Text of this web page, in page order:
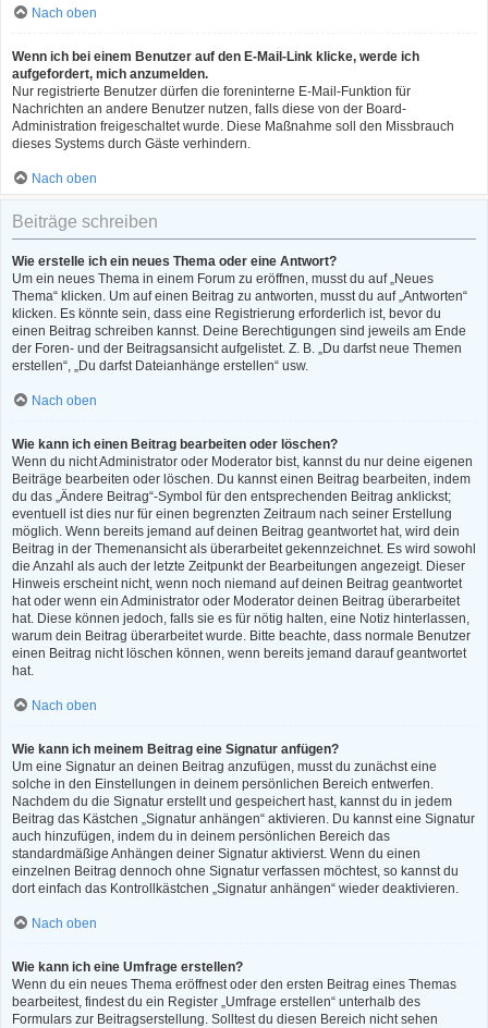
Nach oben
Wenn ich bei einem Benutzer auf den E-Mail-Link klicke, werde ich
aufgefordert, mich anzumelden.
Nur registrierte Benutzer dürfen die foreninterne E-Mail-Funktion für
Nachrichten an andere Benutzer nutzen, falls diese von der Board-
Administration freigeschaltet wurde. Diese Maßnahme soll den Missbrauch
dieses Systems durch Gäste verhindern.
Nach oben
Beiträge schreiben
Wie erstelle ich ein neues Thema oder eine Antwort?
Um ein neues Thema in einem Forum zu eröffnen, musst du auf „Neues
Thema“ klicken. Um auf einen Beitrag zu antworten, musst du auf „Antworten“
klicken. Es könnte sein, dass eine Registrierung erforderlich ist, bevor du
einen Beitrag schreiben kannst. Deine Berechtigungen sind jeweils am Ende
der Foren- und der Beitragsansicht aufgelistet. Z. B. „Du darfst neue Themen
erstellen“, „Du darfst Dateianhänge erstellen“ usw.
Nach oben
Wie kann ich einen Beitrag bearbeiten oder löschen?
Wenn du nicht Administrator oder Moderator bist, kannst du nur deine eigenen
Beiträge bearbeiten oder löschen. Du kannst einen Beitrag bearbeiten, indem
du das „Ändere Beitrag“-Symbol für den entsprechenden Beitrag anklickst;
eventuell ist dies nur für einen begrenzten Zeitraum nach seiner Erstellung
möglich. Wenn bereits jemand auf deinen Beitrag geantwortet hat, wird dein
Beitrag in der Themenansicht als überarbeitet gekennzeichnet. Es wird sowohl
die Anzahl als auch der letzte Zeitpunkt der Bearbeitungen angezeigt. Dieser
Hinweis erscheint nicht, wenn noch niemand auf deinen Beitrag geantwortet
hat oder wenn ein Administrator oder Moderator deinen Beitrag überarbeitet
hat. Diese können jedoch, falls sie es für nötig halten, eine Notiz hinterlassen,
warum dein Beitrag überarbeitet wurde. Bitte beachte, dass normale Benutzer
einen Beitrag nicht löschen können, wenn bereits jemand darauf geantwortet
hat.
Nach oben
Wie kann ich meinem Beitrag eine Signatur anfügen?
Um eine Signatur an deinen Beitrag anzufügen, musst du zunächst eine
solche in den Einstellungen in deinem persönlichen Bereich entwerfen.
Nachdem du die Signatur erstellt und gespeichert hast, kannst du in jedem
Beitrag das Kästchen „Signatur anhängen“ aktivieren. Du kannst eine Signatur
auch hinzufügen, indem du in deinem persönlichen Bereich das
standardmäßige Anhängen deiner Signatur aktivierst. Wenn du einen
einzelnen Beitrag dennoch ohne Signatur verfassen möchtest, so kannst du
dort einfach das Kontrollkästchen „Signatur anhängen“ wieder deaktivieren.
Nach oben
Wie kann ich eine Umfrage erstellen?
Wenn du ein neues Thema eröffnest oder den ersten Beitrag eines Themas
bearbeitest, findest du ein Register „Umfrage erstellen“ unterhalb des
Formulars zur Beitragserstellung. Solltest du diesen Bereich nicht sehen